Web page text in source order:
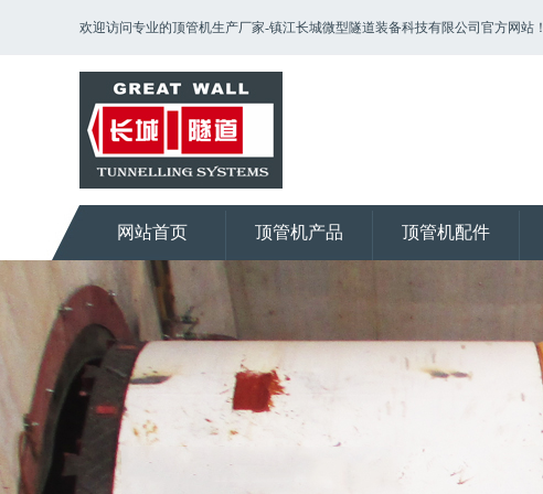
欢迎访问专业的顶管机生产厂家-镇江长城微型隧道装备科技有限公司官方网站！
网站首页 顶管机产品 顶管机配件